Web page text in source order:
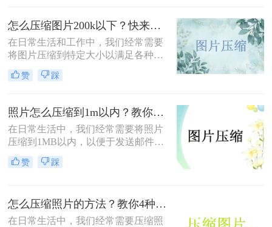
率。无论是制作PPT、上传电商商品
图，还是发送邮件附件，压缩图片已
成为一项必备技能。那么怎么把图片
压缩小一点呢？本文从压缩效果、操
作难度、处理速度、隐私安全四个维
实际需求快速做出选择。
怎么压缩图片200k以下？快来试试这4种压缩方法!！
在日常生活和工作中，我们经常需要
将图片压缩到特定大小以满足各种需
求，比如上传至社交媒体、发送电子
邮件或存储到移动设备中。那么怎么
种将图片压缩到200K以下的实用方
法。
赞 踩
照片怎么压缩到1m以内？教你三招压缩照片！
在日常生活中，我们经常需要将照片
压缩到1MB以内，以便于发送邮件、
上传到社交媒体或满足特定平台的要
求。那么照片怎么压缩到1m以内呢？
赞 踩
怎么压缩照片的方法？教你4种实用方法!！
在日常生活中，我们经常需要压缩照